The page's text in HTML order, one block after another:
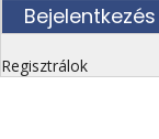
Regisztrálok